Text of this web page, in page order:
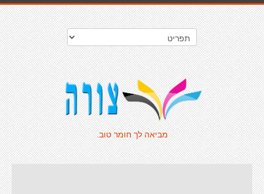
מביאה לך חומר טוב.